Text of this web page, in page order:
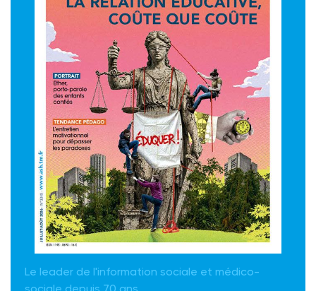
Le leader de l'information sociale et médico-
sociale depuis 70 ans